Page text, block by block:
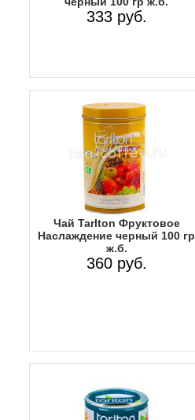
333 руб.
Чай Tarlton Фруктовое
Наслаждение черный 100 гр
ж.б.
360 руб.